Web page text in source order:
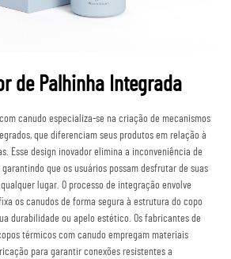
de Palhinha Integrada
canudo especializa-se na criação de mecanismos
que diferenciam seus produtos em relação à
Esse design inovador elimina a inconveniência de
que os usuários possam desfrutar de suas
lugar. O processo de integração envolve
os canudos de forma segura à estrutura do copo
durabilidade ou apelo estético. Os fabricantes de
térmicos com canudo empregam materiais
para garantir conexões resistentes a